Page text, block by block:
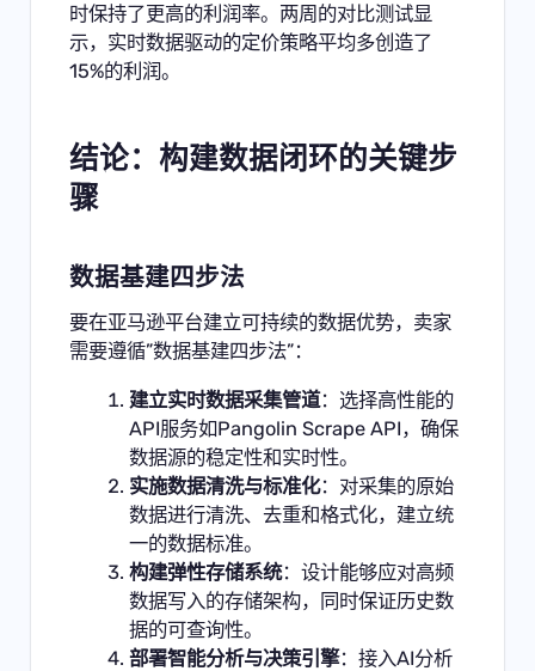
时保持了更高的利润率。两周的对比测试显
示，实时数据驱动的定价策略平均多创造了
15%的利润。
结论：构建数据闭环的关键步
骤
数据基建四步法
要在亚马逊平台建立可持续的数据优势，卖家
需要遵循”数据基建四步法”：
建立实时数据采集管道：选择高性能的
API服务如Pangolin Scrape API，确保
数据源的稳定性和实时性。
实施数据清洗与标准化：对采集的原始
数据进行清洗、去重和格式化，建立统
一的数据标准。
构建弹性存储系统：设计能够应对高频
数据写入的存储架构，同时保证历史数
据的可查询性。
部署智能分析与决策引擎：接入AI分析